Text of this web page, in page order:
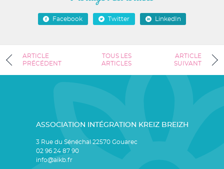
Facebook Twitter LinkedIn
ARTICLE
PRÉCÉDENT
TOUS LES
ARTICLES
ARTICLE
SUIVANT
ASSOCIATION INTÉGRATION KREIZ BREIZH
3 Rue du Sénéchal 22570 Gouarec
02 96 24 87 90
info@aikb.fr